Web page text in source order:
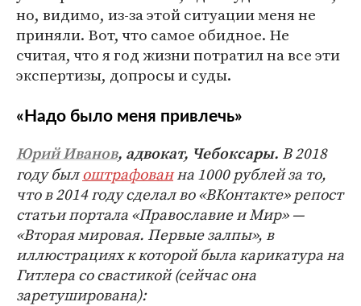
но, видимо, из-за этой ситуации меня не
приняли. Вот, что самое обидное. Не
считая, что я год жизни потратил на все эти
экспертизы, допросы и суды.
«Надо было меня привлечь»
Юрий Иванов, адвокат, Чебоксары. В 2018
году былоштрафованна 1000 рублей за то,
что в 2014 году сделал во «ВКонтакте» репост
статьи портала «Православие и Мир» —
«Вторая мировая. Первые залпы», в
иллюстрациях к которой была карикатура на
Гитлера со свастикой (сейчас она
заретуширована):